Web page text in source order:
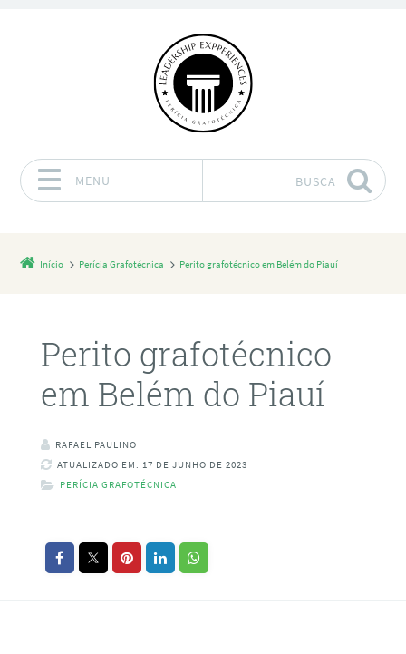
MENU BUSCA
Início Perícia Grafotécnica Perito grafotécnico em Belém do Piauí
Perito grafotécnico
em Belém do Piauí
RAFAEL PAULINO
ATUALIZADO EM: 17 DE JUNHO DE 2023
PERÍCIA GRAFOTÉCNICA